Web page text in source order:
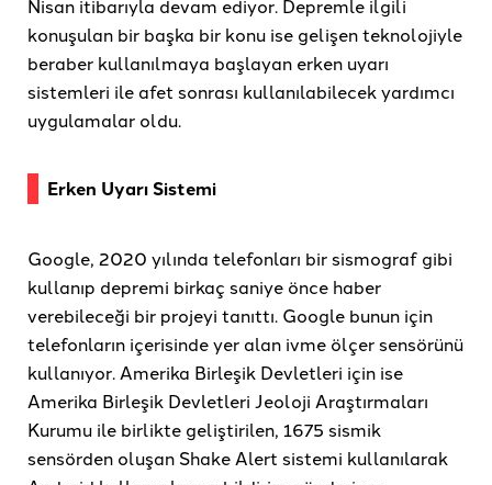
Nisan itibarıyla devam ediyor. Depremle ilgili
konuşulan bir başka bir konu ise gelişen teknolojiyle
beraber kullanılmaya başlayan erken uyarı
sistemleri ile afet sonrası kullanılabilecek yardımcı
uygulamalar oldu.
Erken Uyarı Sistemi
Google, 2020 yılında telefonları bir sismograf gibi
kullanıp depremi birkaç saniye önce haber
verebileceği bir projeyi tanıttı. Google bunun için
telefonların içerisinde yer alan ivme ölçer sensörünü
kullanıyor. Amerika Birleşik Devletleri için ise
Amerika Birleşik Devletleri Jeoloji Araştırmaları
Kurumu ile birlikte geliştirilen, 1675 sismik
sensörden oluşan Shake Alert sistemi kullanılarak